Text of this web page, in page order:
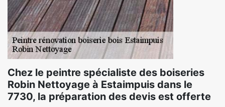
Chez le peintre spécialiste des boiseries
Robin Nettoyage à Estaimpuis dans le
7730, la préparation des devis est offerte